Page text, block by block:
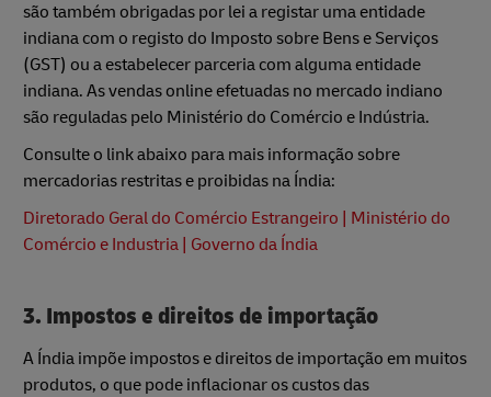
são também obrigadas por lei a registar uma entidade
indiana com o registo do Imposto sobre Bens e Serviços
(GST) ou a estabelecer parceria com alguma entidade
indiana. As vendas online efetuadas no mercado indiano
são reguladas pelo Ministério do Comércio e Indústria.
Consulte o link abaixo para mais informação sobre
mercadorias restritas e proibidas na Índia:
Diretorado Geral do Comércio Estrangeiro | Ministério do
Comércio e Industria | Governo da Índia
3. Impostos e direitos de importação
A Índia impõe impostos e direitos de importação em muitos
produtos, o que pode inflacionar os custos das